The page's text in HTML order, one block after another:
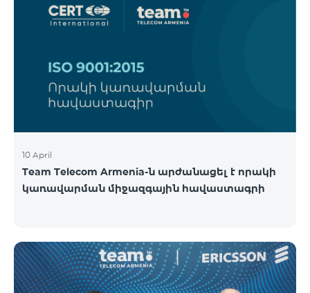
10 April
Team Telecom Armenia-ն արժանացել է որակի
կառավարման միջազգային հավաստագրի